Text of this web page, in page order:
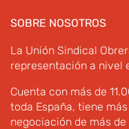
SOBRE NOSOTROS
La Unión Sindical
representación a nivel
Cuenta con más de
toda España, tiene
negociación de más